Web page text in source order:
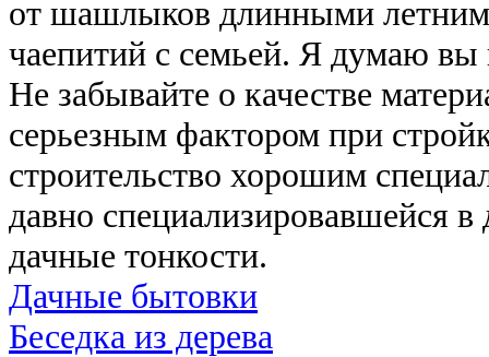
от шашлыков длинными
чаепитий с семьей. Я думаю
Не забывайте о качестве
серьезным фактором при
строительство хорошим
давно специализировавшейся
дачные тонкости.
Дачные бытовки
Беседка из дерева